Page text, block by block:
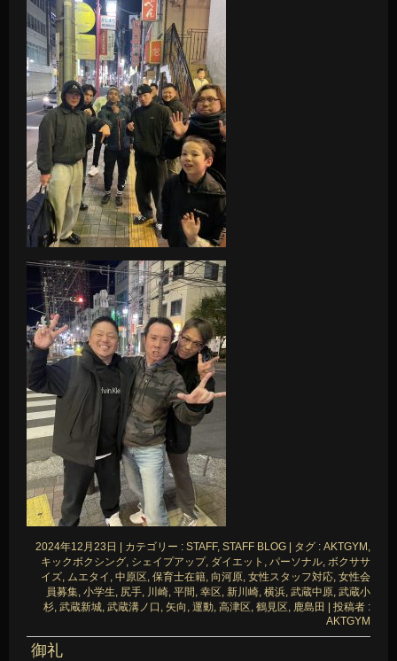
2024年12月23日 カテゴリー : STAFF, STAFF BLOG タグ : AKTGYM ,
キックボクシング, シェイプアップ, ダイエット , パーソナル, ボクササ
イズ, ムエタイ , 中原区, 保育士在籍, 向河原, 女性スタッフ対応, 女性会
員募集, 小学生, 尻手, 川崎, 平間 , 幸区, 新川崎, 横浜, 武蔵中原, 武蔵小
杉, 武蔵新城, 武蔵溝ノ口 , 矢向 , 運動, 高津区, 鶴見区, 鹿島田
投稿者 :
AKTGYM
御礼